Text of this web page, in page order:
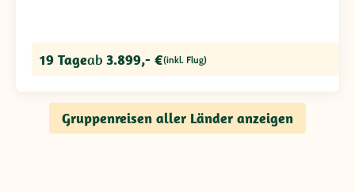
19 Tageab 3.899,- €(inkl. Flug)
Gruppenreisen aller Länder anzeigen